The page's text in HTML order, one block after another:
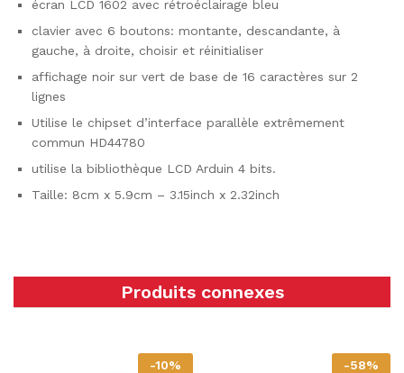
écran LCD 1602 avec rétroéclairage bleu
clavier avec 6 boutons: montante, descandante, à
gauche, à droite, choisir et réinitialiser
affichage noir sur vert de base de 16 caractères sur 2
lignes
Utilise le chipset d’interface parallèle extrêmement
commun HD44780
utilise la bibliothèque LCD Arduin 4 bits.
Taille: 8cm x 5.9cm – 3.15inch x 2.32inch
Produits connexes
-10% -58%